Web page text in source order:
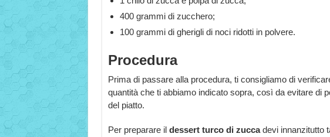
400 grammi di zucchero;
100 grammi di gherigli di noci ridotti in polvere.
Procedura
Prima di passare alla procedura, ti consigliamo di
quantità che ti abbiamo indicato sopra, così da evitare di
del piatto.
Per preparare il dessert turco di zuccadevi innanzitutto